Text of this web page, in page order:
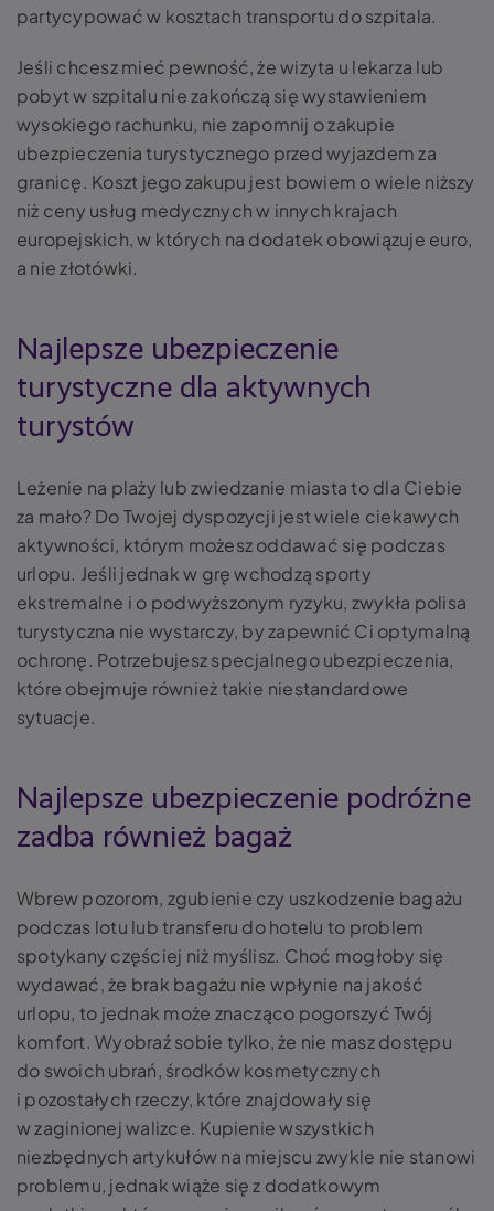
partycypować w kosztach transportu do szpitala.
Jeśli chcesz mieć pewność, że wizyta u lekarza lub
pobyt w szpitalu nie zakończą się wystawieniem
wysokiego rachunku, nie zapomnij o zakupie
ubezpieczenia turystycznego przed wyjazdem za
granicę. Koszt jego zakupu jest bowiem o wiele niższy
niż ceny usług medycznych w innych krajach
europejskich, w których na dodatek obowiązuje euro,
a nie złotówki.
Najlepsze ubezpieczenie
turystyczne dla aktywnych
turystów
Leżenie na plaży lub zwiedzanie miasta to dla Ciebie
za mało? Do Twojej dyspozycji jest wiele ciekawych
aktywności, którym możesz oddawać się podczas
urlopu. Jeśli jednak w grę wchodzą sporty
ekstremalne i o podwyższonym ryzyku, zwykła polisa
turystyczna nie wystarczy, by zapewnić Ci optymalną
ochronę. Potrzebujesz specjalnego ubezpieczenia,
które obejmuje również takie niestandardowe
sytuacje.
Najlepsze ubezpieczenie podróżne
zadba również bagaż
Wbrew pozorom, zgubienie czy uszkodzenie bagażu
podczas lotu lub transferu do hotelu to problem
spotykany częściej niż myślisz. Choć mogłoby się
wydawać, że brak bagażu nie wpłynie na jakość
urlopu, to jednak może znacząco pogorszyć Twój
komfort. Wyobraź sobie tylko, że nie masz dostępu
do swoich ubrań, środków kosmetycznych
i pozostałych rzeczy, które znajdowały się
w zaginionej walizce. Kupienie wszystkich
niezbędnych artykułów na miejscu zwykle nie stanowi
problemu, jednak wiąże się z dodatkowym